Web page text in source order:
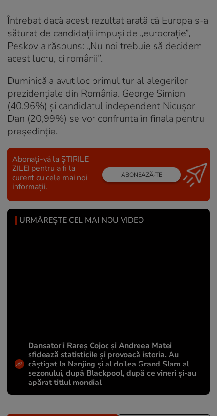
Întrebat dacă acest rezultat arată că Europa s-a
săturat de candidații impuși de „eurocrație”,
Peskov a răspuns: „Nu noi trebuie să decidem
acest lucru, ci românii”.
Duminică a avut loc primul tur al alegerilor
prezidențiale din România. George Simion
(40,96%) și candidatul independent Nicușor
Dan (20,99%) se vor confrunta în finala pentru
președinție.
Abonați-vă la ȘTIRILE
ZILEI pentru a fi la
curent cu cele mai noi
informații.
ABONEAZĂ-TE
URMĂREȘTE CEL MAI NOU VIDEO
Dansatorii Rareș Cojoc și Andreea Matei
sfidează statisticile și provoacă istoria. Au
câștigat la Nanjing și al doilea Grand Slam al
sezonului, după Blackpool, după ce vineri și-au
apărat titlul mondial